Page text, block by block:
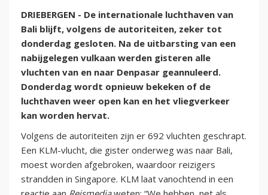
DRIEBERGEN - De internationale luchthaven van
Bali blijft, volgens de autoriteiten, zeker tot
donderdag gesloten. Na de uitbarsting van een
nabijgelegen vulkaan werden gisteren alle
vluchten van en naar Denpasar geannuleerd.
Donderdag wordt opnieuw bekeken of de
luchthaven weer open kan en het vliegverkeer
kan worden hervat.
Volgens de autoriteiten zijn er 692 vluchten geschrapt.
Een KLM-vlucht, die gister onderweg was naar Bali,
moest worden afgebroken, waardoor reizigers
strandden in Singapore. KLM laat vanochtend in een